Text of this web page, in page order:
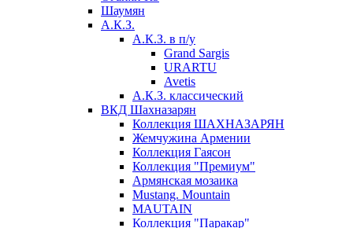
Шаумян
А.К.З.
А.К.З. в п/у
Grand Sargis
URARTU
Avetis
А.К.З. классический
ВКД Шахназарян
Коллекция ШАХНАЗАРЯН
Жемчужина Армении
Коллекция Гаясон
Коллекция "Премиум"
Армянская мозаика
Mustang. Mountain
MAUTAIN
Коллекция "Паракар"